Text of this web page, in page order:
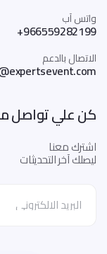
واتس آب
+966559282199
الاتصال بالدعم
كن علي تواصل
اشترك معنا
ليصلك آخر التحديثات